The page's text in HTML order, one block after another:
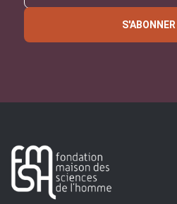
S'ABONNER